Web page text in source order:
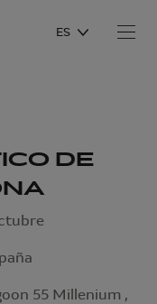
ES
DE
55 Millenium ,